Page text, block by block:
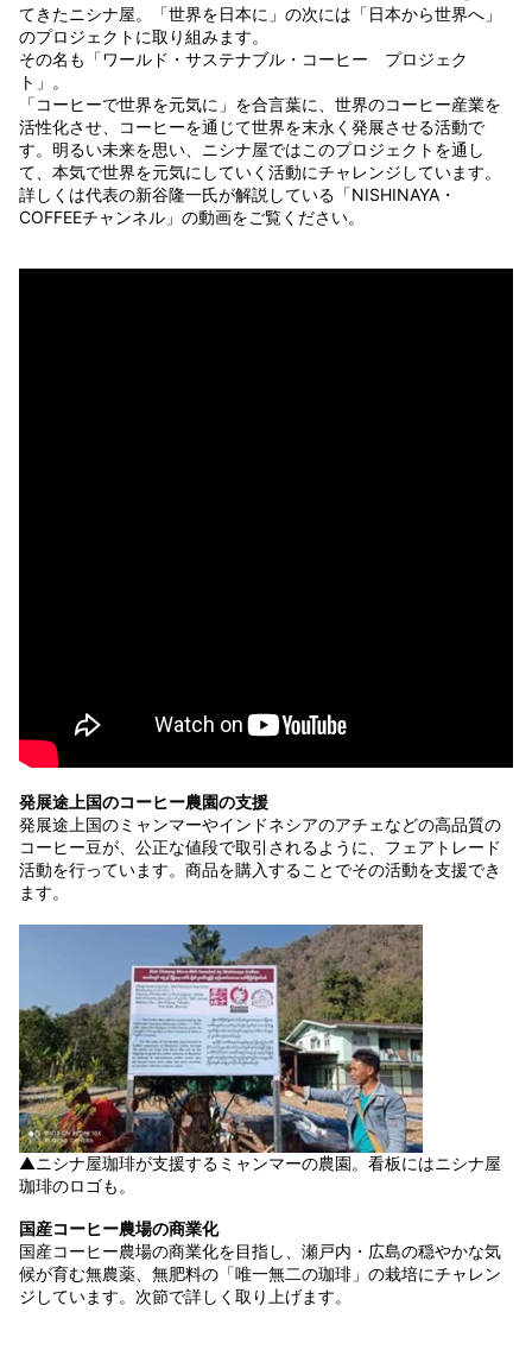
てきたニシナ屋。「世界を日本に」の次には「日本から世界へ」
のプロジェクトに取り組みます。
その名も「ワールド・サステナブル・コーヒー プロジェク
ト」。
「コーヒーで世界を元気に」を合言葉に、世界のコーヒー産業を
活性化させ、コーヒーを通じて世界を末永く発展させる活動で
す。明るい未来を思い、ニシナ屋ではこのプロジェクトを通し
て、本気で世界を元気にしていく活動にチャレンジしています。
詳しくは代表の新谷隆一氏が解説している「NISHINAYA・
COFFEEチャンネル」の動画をご覧ください。
発展途上国のコーヒー農園の支援
発展途上国のミャンマーやインドネシアのアチェなどの高品質の
コーヒー豆が、公正な値段で取引されるように、フェアトレード
活動を行っています。商品を購入することでその活動を支援でき
ます。
▲ニシナ屋珈琲が支援するミャンマーの農園。看板にはニシナ屋
珈琲のロゴも。
国産コーヒー農場の商業化
国産コーヒー農場の商業化を目指し、瀬戸内・広島の穏やかな気
候が育む無農薬、無肥料の「唯一無二の珈琲」の栽培にチャレン
ジしています。次節で詳しく取り上げます。